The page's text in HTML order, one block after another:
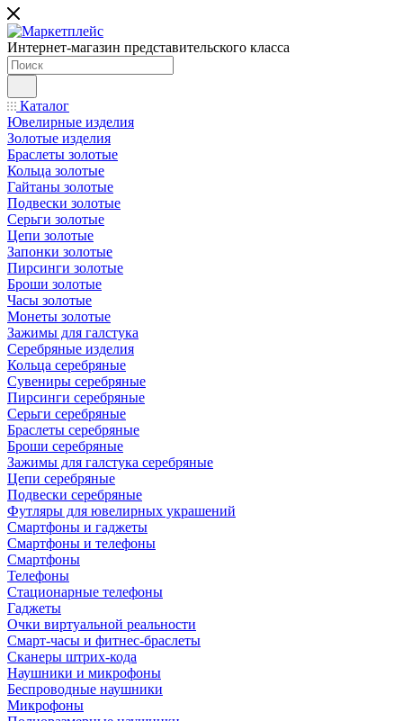
Интернет-магазин представительского класса
Каталог
Ювелирные изделия
Золотые изделия
Браслеты золотые
Кольца золотые
Гайтаны золотые
Подвески золотые
Серьги золотые
Цепи золотые
Запонки золотые
Пирсинги золотые
Броши золотые
Часы золотые
Монеты золотые
Зажимы для галстука
Серебряные изделия
Кольца серебряные
Сувениры серебряные
Пирсинги серебряные
Серьги серебряные
Браслеты серебряные
Броши серебряные
Зажимы для галстука серебряные
Цепи серебряные
Подвески серебряные
Футляры для ювелирных украшений
Смартфоны и гаджеты
Смартфоны и телефоны
Смартфоны
Телефоны
Стационарные телефоны
Гаджеты
Очки виртуальной реальности
Смарт-часы и фитнес-браслеты
Сканеры штрих-кода
Наушники и микрофоны
Беспроводные наушники
Микрофоны